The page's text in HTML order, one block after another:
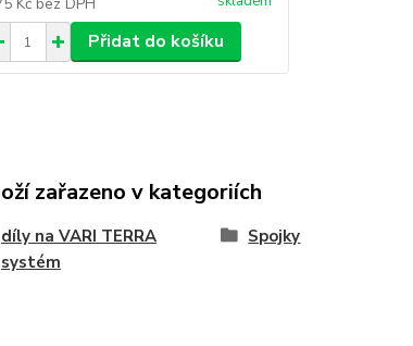
Kč bez DPH
Přidat do košíku
zařazeno v kategoriích
díly na VARI TERRA
systém
Spojky